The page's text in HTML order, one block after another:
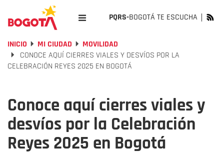
PQRS-BOGOTÁ TE ESCUCHA
INICIO MI CIUDAD
MOVILIDAD
CONOCE AQUÍ CIERRES VIALES Y DESVÍOS POR LA
CELEBRACIÓN REYES 2025 EN BOGOTÁ
Conoce aquí cierres viales y
desvíos por la Celebración
Reyes 2025 en Bogotá